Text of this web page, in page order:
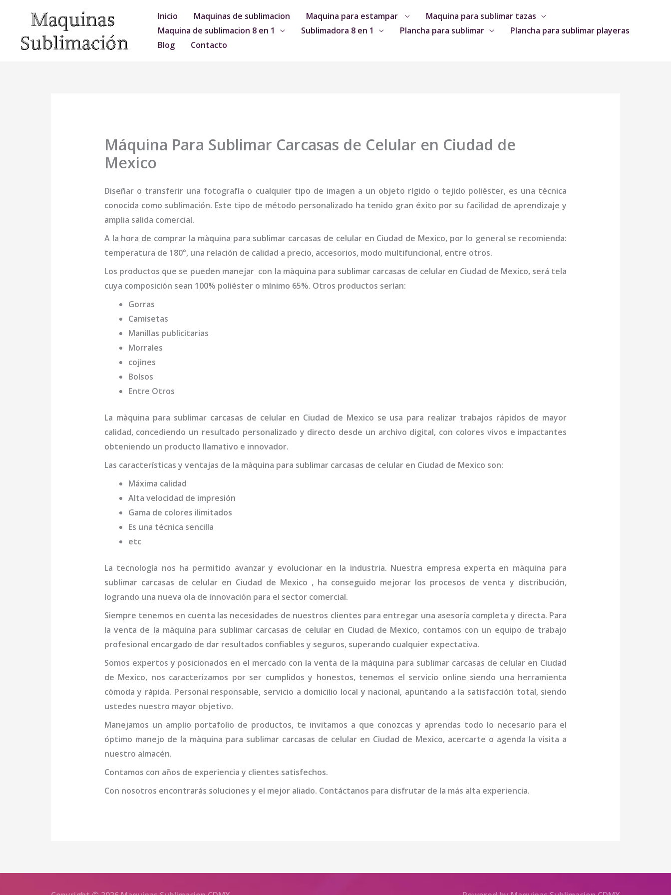
contenido
Inicio Maquinas de sublimacion Maquina para estampar
Maquina para sublimar tazas
Maquina de sublimacion 8 en 1
Sublimadora 8 en 1 Plancha para sublimar
Plancha para sublimar playeras
Blog
Contacto
Máquina Para Sublimar Carcasas de Celular en Ciudad de
Mexico
Diseñar o transferir una fotografía o cualquier tipo de imagen a un objeto rígido o tejido poliéster, es una técnica
conocida como sublimación. Este tipo de método personalizado ha tenido gran éxito por su facilidad de aprendizaje y
amplia salida comercial.
A la hora de comprar la màquina para sublimar carcasas de celular en Ciudad de Mexico, por lo general se recomienda:
temperatura de 180°, una relación de calidad a precio, accesorios, modo multifuncional, entre otros.
Los productos que se pueden manejar con la màquina para sublimar carcasas de celular en Ciudad de Mexico, será tela
cuya composición sean 100% poliéster o mínimo 65%. Otros productos serían:
Gorras
Camisetas
Manillas publicitarias
Morrales
cojines
Bolsos
Entre Otros
La màquina para sublimar carcasas de celular en Ciudad de Mexico se usa para realizar trabajos rápidos de mayor
calidad, concediendo un resultado personalizado y directo desde un archivo digital, con colores vivos e impactantes
obteniendo un producto llamativo e innovador.
Las características y ventajas de la màquina para sublimar carcasas de celular en Ciudad de Mexico son:
Máxima calidad
Alta velocidad de impresión
Gama de colores ilimitados
Es una técnica sencilla
etc
La tecnología nos ha permitido avanzar y evolucionar en la industria. Nuestra empresa experta en màquina para
sublimar carcasas de celular en Ciudad de Mexico , ha conseguido mejorar los procesos de venta y distribución,
logrando una nueva ola de innovación para el sector comercial.
Siempre tenemos en cuenta las necesidades de nuestros clientes para entregar una asesoría completa y directa. Para
la venta de la màquina para sublimar carcasas de celular en Ciudad de Mexico, contamos con un equipo de trabajo
profesional encargado de dar resultados confiables y seguros, superando cualquier expectativa.
Somos expertos y posicionados en el mercado con la venta de la màquina para sublimar carcasas de celular en Ciudad
de Mexico, nos caracterizamos por ser cumplidos y honestos, tenemos el servicio online siendo una herramienta
cómoda y rápida. Personal responsable, servicio a domicilio local y nacional, apuntando a la satisfacción total, siendo
ustedes nuestro mayor objetivo.
Manejamos un amplio portafolio de productos, te invitamos a que conozcas y aprendas todo lo necesario para el
óptimo manejo de la màquina para sublimar carcasas de celular en Ciudad de Mexico, acercarte o agenda la visita a
nuestro almacén.
Contamos con años de experiencia y clientes satisfechos.
Con nosotros encontrarás soluciones y el mejor aliado. Contáctanos para disfrutar de la más alta experiencia.